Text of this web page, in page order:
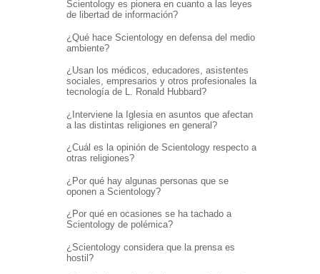
Scientology es pionera en cuanto a las leyes
de libertad de información?
¿Qué hace Scientology en defensa del medio
ambiente?
¿Usan los médicos, educadores, asistentes
sociales, empresarios y otros profesionales la
tecnología de L. Ronald Hubbard?
¿Interviene la Iglesia en asuntos que afectan
a las distintas religiones en general?
¿Cuál es la opinión de Scientology respecto a
otras religiones?
¿Por qué hay algunas personas que se
oponen a Scientology?
¿Por qué en ocasiones se ha tachado a
Scientology de polémica?
¿Scientology considera que la prensa es
hostil?